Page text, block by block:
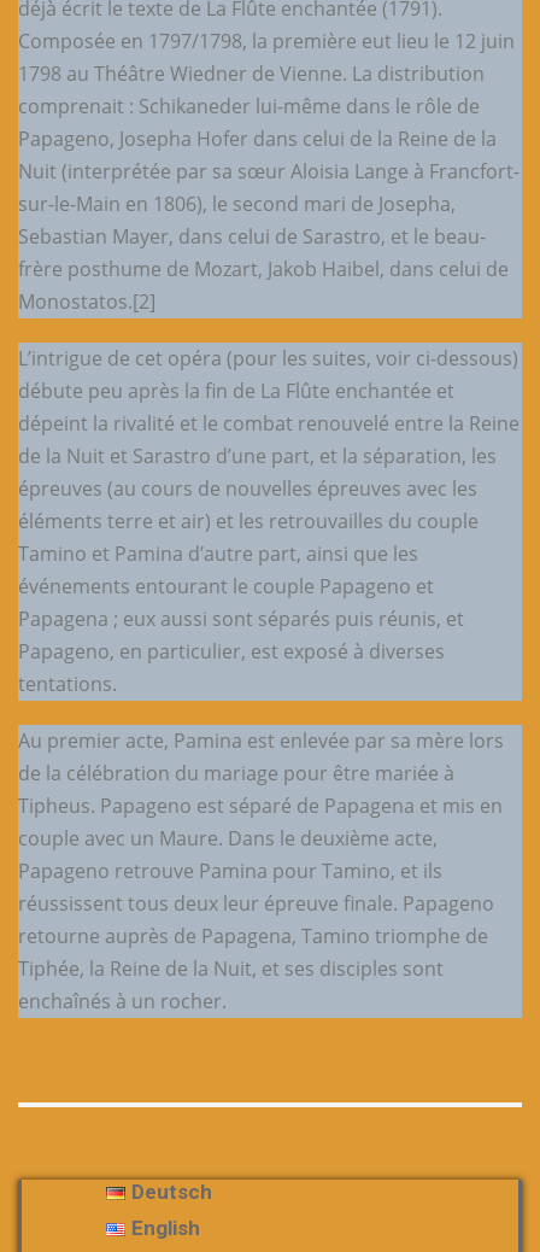
déjà écrit le texte de La Flûte enchantée (1791).
Composée en 1797/1798, la première eut lieu le 12 juin
1798 au Théâtre Wiedner de Vienne. La distribution
comprenait : Schikaneder lui-même dans le rôle de
Papageno, Josepha Hofer dans celui de la Reine de la
Nuit (interprétée par sa sœur Aloisia Lange à Francfort-
sur-le-Main en 1806), le second mari de Josepha,
Sebastian Mayer, dans celui de Sarastro, et le beau-
frère posthume de Mozart, Jakob Haibel, dans celui de
Monostatos.[2]
L’intrigue de cet opéra (pour les suites, voir ci-dessous)
débute peu après la fin de La Flûte enchantée et
dépeint la rivalité et le combat renouvelé entre la Reine
de la Nuit et Sarastro d’une part, et la séparation, les
épreuves (au cours de nouvelles épreuves avec les
éléments terre et air) et les retrouvailles du couple
Tamino et Pamina d’autre part, ainsi que les
événements entourant le couple Papageno et
Papagena ; eux aussi sont séparés puis réunis, et
Papageno, en particulier, est exposé à diverses
tentations.
Au premier acte, Pamina est enlevée par sa mère lors
de la célébration du mariage pour être mariée à
Tipheus. Papageno est séparé de Papagena et mis en
couple avec un Maure. Dans le deuxième acte,
Papageno retrouve Pamina pour Tamino, et ils
réussissent tous deux leur épreuve finale. Papageno
retourne auprès de Papagena, Tamino triomphe de
Tiphée, la Reine de la Nuit, et ses disciples sont
enchaînés à un rocher.
Deutsch
English